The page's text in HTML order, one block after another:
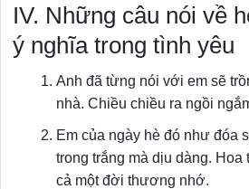
IV. Những câu nói về
ý nghĩa trong tình yêu
Anh đã từng nói với em sẽ
nhà. Chiều chiều ra ngồi
Em của ngày hè đó như đóa
trong trắng mà dịu dàng.
cả một đời thương nhớ.